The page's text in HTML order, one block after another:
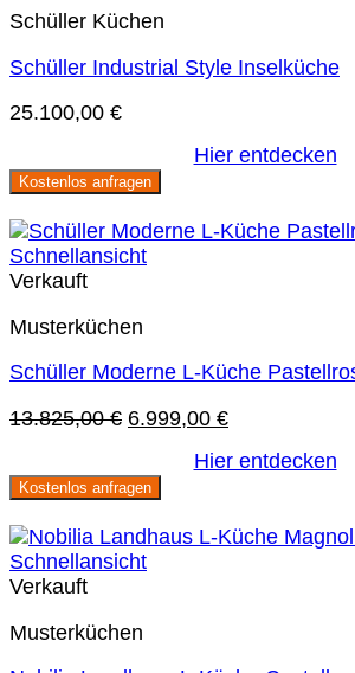
Schüller Küchen
Schüller Industrial Style Inselküche
25.100,00 €
Hier entdecken
Kostenlos anfragen
Schnellansicht
Verkauft
Musterküchen
Schüller Moderne L-Küche
13.825,00€ Ursprünglicher
13.825,00 €
6.999,00 €Aktueller
ist:
Hier entdecken
Kostenlos anfragen
Schnellansicht
Verkauft
Musterküchen